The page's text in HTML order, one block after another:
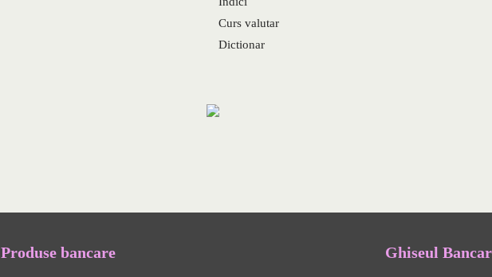
Curs valutar
Dictionar
Produse bancare Ghiseul Bancar